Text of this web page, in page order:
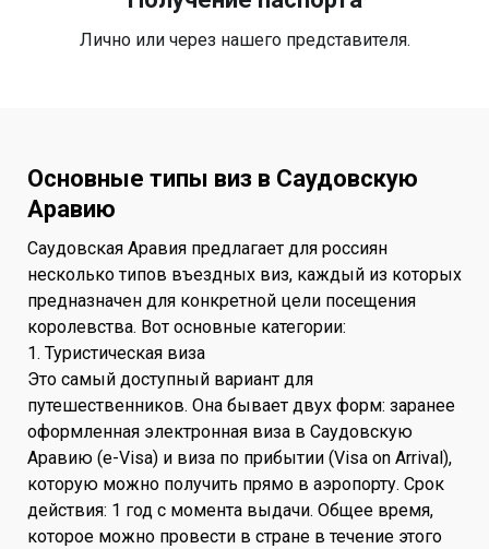
Лично или через нашего представителя.
Основные типы виз в Саудовскую
Аравию
Саудовская Аравия предлагает для россиян
несколько типов въездных виз, каждый из которых
предназначен для конкретной цели посещения
королевства. Вот основные категории:
1. Туристическая виза
Это самый доступный вариант для
путешественников. Она бывает двух форм: заранее
оформленная электронная виза в Саудовскую
Аравию (e-Visa) и виза по прибытии (Visa on Arrival),
которую можно получить прямо в аэропорту. Срок
действия: 1 год с момента выдачи. Общее время,
которое можно провести в стране в течение этого